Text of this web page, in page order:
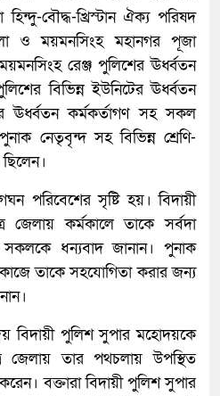
বৌদ্ধ-খ্রিস্টান ঐক্য পরিষদ
ও ময়মনসিংহ মহানগর পূজা
রেঞ্জ পুলিশের ঊর্ধ্বতন
বিভিন্ন ইউনিটের ঊর্ধ্বতন
ঊর্ধ্বতন কর্মকর্তাগণ সহ সকল
নেতৃবৃন্দ সহ বিভিন্ন শ্রেণি-
পরিবেশের সৃষ্টি হয়। বিদায়ী
কর্মকালে তাকে সর্বদা
সকলকে ধন্যবাদ জানান। পুনাক
তাকে সহযোগিতা করার জন্য
বিদায়ী পুলিশ সুপার মহোদয়কে
জেলায় তার পথচলায় উপস্থিত
বক্তারা বিদায়ী পুলিশ সুপার